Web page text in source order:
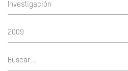
Investigación
2009